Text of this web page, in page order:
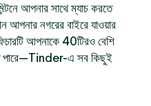
আপনার সাথে ম্যাচ করতে
নগরের বাইরে যাওয়ার
আপনাকে 40টিরও বেশি
পারে—Tinder-এ সব কিছুই